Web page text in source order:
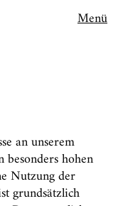
Menü
an unserem
besonders hohen
Nutzung der
grundsätzlich